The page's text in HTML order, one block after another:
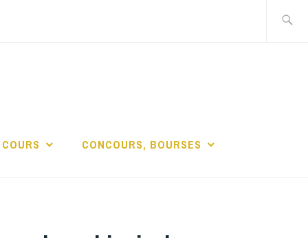
CONCOURS, BOURSES